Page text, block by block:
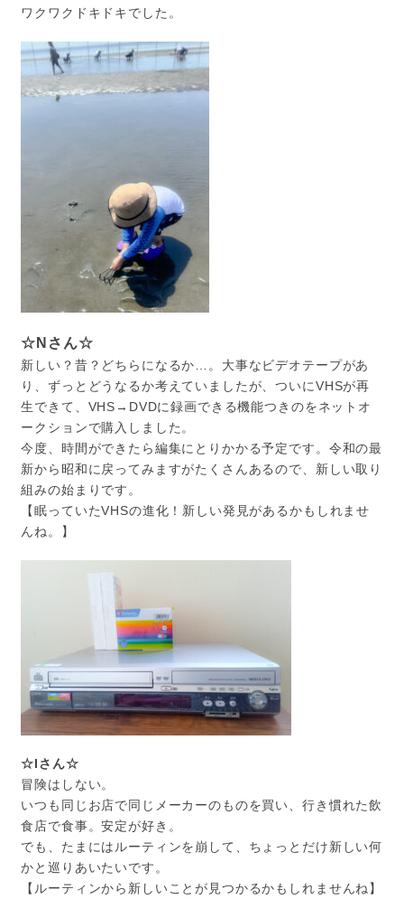
ワクワクドキドキでした。
☆Nさん☆
新しい？昔？どちらになるか…。大事なビデオテープがあ
り、ずっとどうなるか考えていましたが、ついにVHSが再
生できて、VHS→DVDに録画できる機能つきのをネットオ
ークションで購入しました。
今度、時間ができたら編集にとりかかる予定です。令和の最
新から昭和に戻ってみますがたくさんあるので、新しい取り
組みの始まりです。
【眠っていたVHSの進化！新しい発見があるかもしれませ
んね。】
☆Iさん☆
冒険はしない。
いつも同じお店で同じメーカーのものを買い、行き慣れた飲
食店で食事。安定が好き。
でも、たまにはルーティンを崩して、ちょっとだけ新しい何
かと巡りあいたいです。
【ルーティンから新しいことが見つかるかもしれませんね】